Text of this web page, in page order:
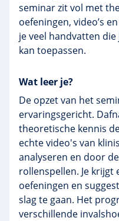
seminar zit vol met
oefeningen, video’s
je veel handvatten
kan toepassen.
Wat leer je?
De opzet van het
ervaringsgericht.
theoretische kennis
echte video's van
analyseren en door
rollenspellen. Je
oefeningen en
slag te gaan. Het
verschillende